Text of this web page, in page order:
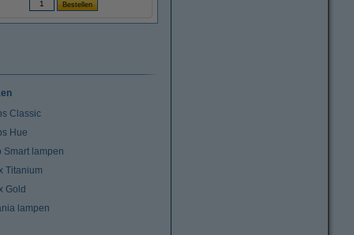
Classic
Hue
Smart lampen
Titanium
Gold
lampen